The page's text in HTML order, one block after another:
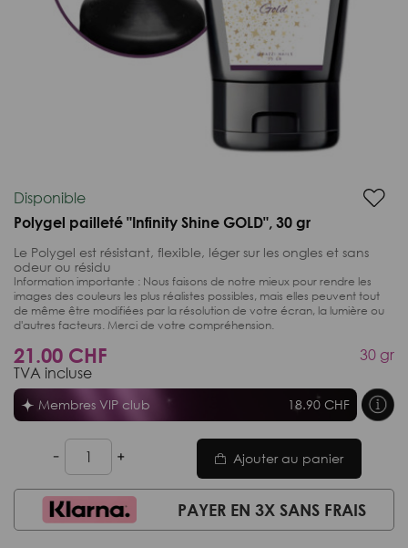
Disponible
Polygel pailleté "Infinity Shine GOLD", 30 gr
Le Polygel est résistant, flexible, léger sur les ongles et sans
odeur ou résidu
Information importante : Nous faisons de notre mieux pour rendre les
images des couleurs les plus réalistes possibles, mais elles peuvent tout
de même être modifiées par la résolution de votre écran, la lumière ou
d'autres facteurs. Merci de votre compréhension.
21.00 CHF
30 gr
TVA incluse
Membres VIP club 18.90 CHF
Ajouter au panier
PAYER EN 3X SANS FRAIS